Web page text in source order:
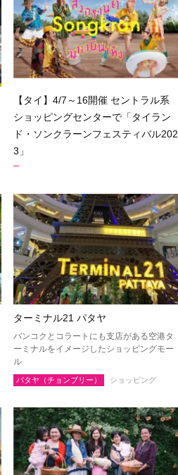
ブリーラム
アムナートチャルーン
北イサーン
ラヨーン（サメット島）
チャチューンサオ
サムットプラカーン
アユタヤ
ホアヒン（プラチュアッブキリカ
ン）
チャイナート
パトゥムターニー
ラーチャブリー
シンブリー
クラビ
パンガー
ナラーティワート
【タイ】4/7～16開催 セントラル系
ショッピングセンターで「タイラン
ド・ソンクラーンフェスティバル202
3」
ターミナル21 パタヤ
バンコクとコラートにも支店がある空港タ
ーミナルをイメージしたショッピングモー
ル
パタヤ（チョンブリー） ショッピング